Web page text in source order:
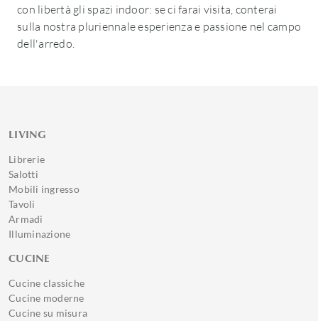
con libertà gli spazi indoor: se ci farai visita, conterai
sulla nostra pluriennale esperienza e passione nel campo
dell'arredo.
LIVING
Librerie
Salotti
Mobili ingresso
Tavoli
Armadi
Illuminazione
CUCINE
Cucine classiche
Cucine moderne
Cucine su misura